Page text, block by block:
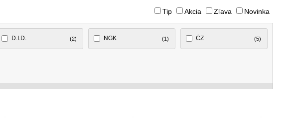
Tip Akcia Zľava Novinka
D.I.D. (2) NGK (1) ČZ (5)